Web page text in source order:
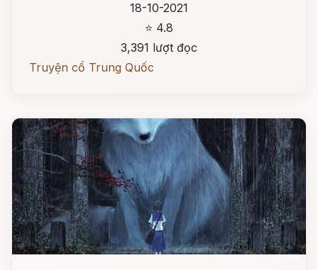
18-10-2021
⭐ 4.8
3,391 lượt đọc
Truyện cổ Trung Quốc